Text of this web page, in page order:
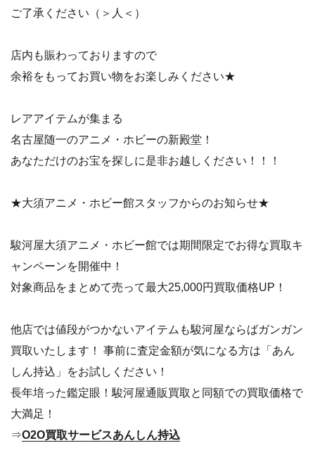
ご了承ください（＞人＜）
店内も賑わっておりますので
余裕をもってお買い物をお楽しみください★
レアアイテムが集まる
名古屋随一のアニメ・ホビーの新殿堂！
あなただけのお宝を探しに是非お越しください！！！
★大須アニメ・ホビー館スタッフからのお知らせ★
駿河屋大須アニメ・ホビー館では期間限定でお得な買取キ
ャンペーンを開催中！
対象商品をまとめて売って最大25,000円買取価格UP！
他店では値段がつかないアイテムも駿河屋ならばガンガン
買取いたします！ 事前に査定金額が気になる方は「あん
しん持込」をお試しください！
長年培った鑑定眼！駿河屋通販買取と同額での買取価格で
大満足！
⇒O2O買取サービスあんしん持込